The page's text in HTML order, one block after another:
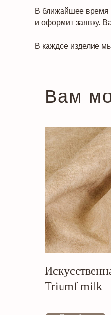
В ближайшее время
и оформит заявку.
В каждое изделие
Вам
Triumf milk